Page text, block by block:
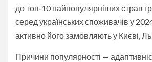
до топ‑10 найпопулярніших страв
серед українських споживачів у
активно його замовляють у Києві,
Причини популярності —